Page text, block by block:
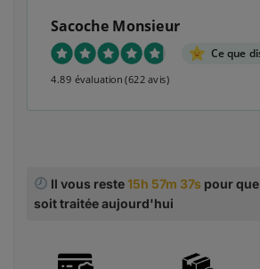
Sacoche Monsieur
Ce que
4.89 évaluation (622 avis)
Il vous reste15h 57m 36s pour
commande soit traitée aujourd'hui